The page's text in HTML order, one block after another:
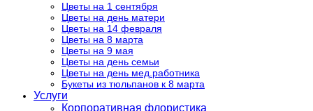
Цветы на 1 сентября
Цветы на день матери
Цветы на 14 февраля
Цветы на 8 марта
Цветы на 9 мая
Цветы на день семьи
Цветы на день мед.работника
Букеты из тюльпанов к 8 марта
Услуги
Корпоративная флористика